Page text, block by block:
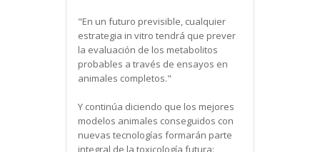
"En un futuro previsible, cualquier
estrategia in vitro tendrá que prever
la evaluación de los metabolitos
probables a través de ensayos en
animales completos."
Y continúa diciendo que los mejores
modelos animales conseguidos con
nuevas tecnologías formarán parte
integral de la toxicología futura: